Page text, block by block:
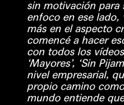
sin motivación para
enfoco en ese
más en el aspecto
comencé a hacer
con todos los vídeos
‘Mayores’, ‘Sin
nivel empresarial,
propio camino
mundo entiende